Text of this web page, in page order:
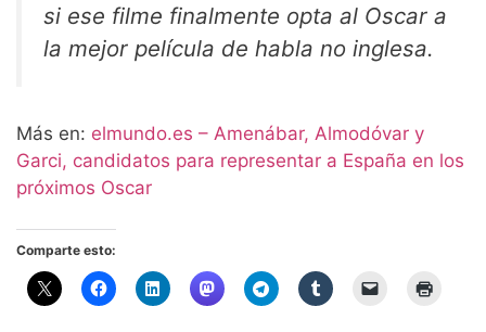
si ese filme finalmente opta al Oscar a
la mejor película de habla no inglesa.
Más en: elmundo.es – Amenábar, Almodóvar y
Garci, candidatos para representar a España en los
próximos Oscar
Comparte esto: